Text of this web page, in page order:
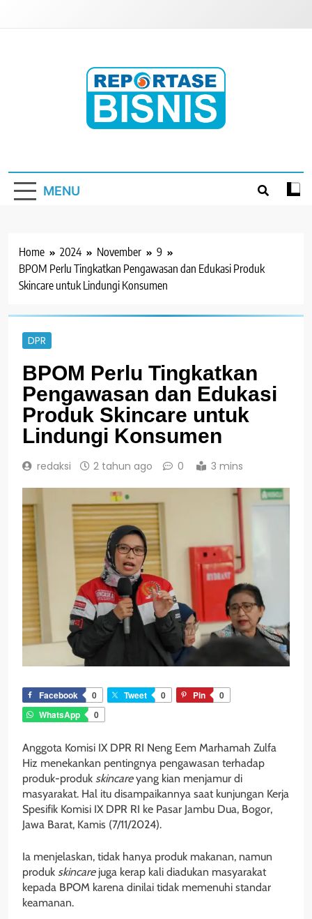
MENU
Home 2024 November
9
BPOM Perlu Tingkatkan Pengawasan dan Edukasi Produk
Skincare untuk Lindungi Konsumen
DPR
BPOM Perlu Tingkatkan
Pengawasan dan Edukasi
Produk Skincare untuk
Lindungi Konsumen
redaksi 2 tahun ago 0 3 mins
Facebook 0 Tweet 0 Pin
0
WhatsApp
0
Anggota Komisi IX DPR RI Neng Eem Marhamah Zulfa
Hiz menekankan pentingnya pengawasan terhadap
produk-produk skincareyang kian menjamur di
masyarakat. Hal itu disampaikannya saat kunjungan Kerja
Spesifik Komisi IX DPR RI ke Pasar Jambu Dua, Bogor,
Jawa Barat, Kamis (7/11/2024).
Ia menjelaskan, tidak hanya produk makanan, namun
produk skincare juga kerap kali diadukan masyarakat
kepada BPOM karena dinilai tidak memenuhi standar
keamanan.